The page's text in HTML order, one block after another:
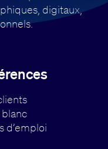
digitaux,
d’emploi